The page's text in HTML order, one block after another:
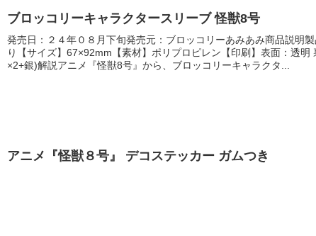
ブロッコリーキャラクタースリーブ 怪獣8号
発売日：２４年０８月下旬発売元：ブロッコリーあみあみ商品説明
り【サイズ】67×92mm【素材】ポリプロピレン【印刷】表面：透明
×2+銀)解説アニメ『怪獣8号』から、ブロッコリーキャラクタ...
アニメ『怪獣８号』 デコステッカー ガムつき